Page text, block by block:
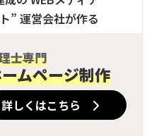
” 運営会社が作る
士専門
ムページ制作
詳しくはこちら